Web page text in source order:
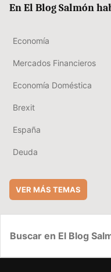
En El Blog Salmón
Economía
Mercados Financieros
Economía Doméstica
Brexit
España
Deuda
VER MÁS TEMAS